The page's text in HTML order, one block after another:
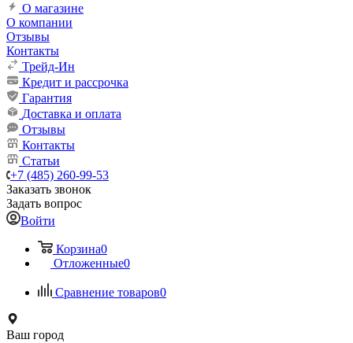
О магазине
О компании
Отзывы
Контакты
Трейд-Ин
Кредит и рассрочка
Гарантия
Доставка и оплата
Отзывы
Контакты
Статьи
+7 (485) 260-99-53
Заказать звонок
Задать вопрос
Войти
Корзина0
Отложенные0
Сравнение товаров0
Ваш город